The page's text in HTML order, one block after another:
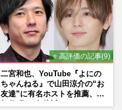
⭐ 高評価の記事(9)
二宮和也、YouTube『よにの
ちゃんねる』で山田涼介の“お
友達”に有名ホストを推薦、歌